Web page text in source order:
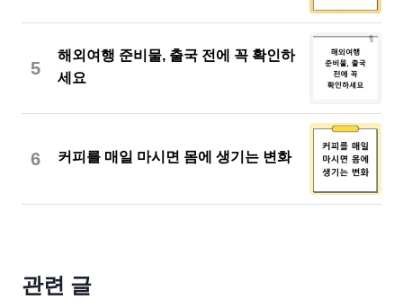
5
해외여행 준비물, 출국 전에 꼭 확인하
세요
6 커피를 매일 마시면 몸에 생기는 변화
관련 글